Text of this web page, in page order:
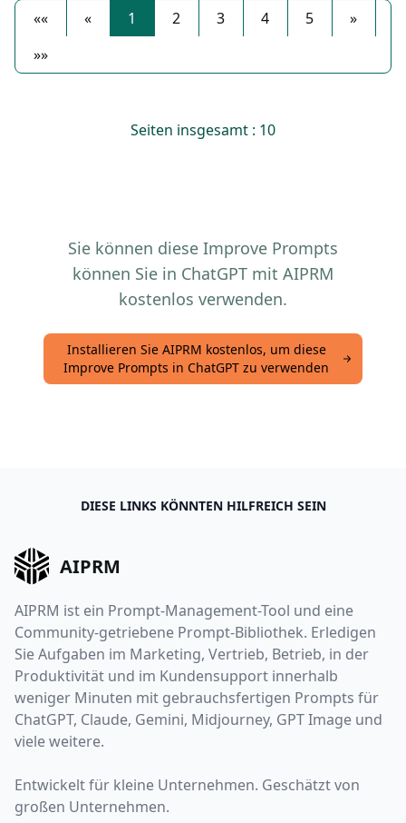
«« « 1 2 3 4 5
»
»»
Seiten insgesamt : 10
Sie können diese Improve Prompts
können Sie in ChatGPT mit AIPRM
kostenlos verwenden.
Installieren Sie AIPRM kostenlos, um diese
Improve Prompts in ChatGPT zu verwenden
DIESE LINKS KÖNNTEN HILFREICH SEIN
AIPRM
AIPRM ist ein Prompt-Management-Tool und eine
Community-getriebene Prompt-Bibliothek. Erledigen
Sie Aufgaben im Marketing, Vertrieb, Betrieb, in der
Produktivität und im Kundensupport innerhalb
weniger Minuten mit gebrauchsfertigen Prompts für
ChatGPT, Claude, Gemini, Midjourney, GPT Image und
viele weitere.
Entwickelt für kleine Unternehmen. Geschätzt von
großen Unternehmen.